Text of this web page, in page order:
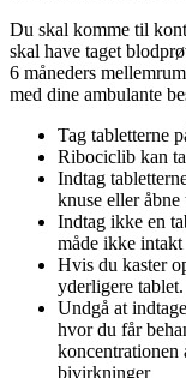
Du skal komme til
skal have taget
6 måneders
med dine ambulante
Tag tabletterne
Ribociclib kan
Indtag
knuse eller åbne
Indtag ikke en
måde ikke intakt
Hvis du kaster
yderligere
Undgå at
hvor du får
bivirkninger